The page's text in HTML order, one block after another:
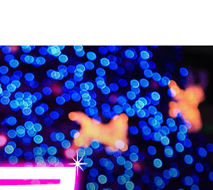
최근에 올라온 글
최근에 달린 댓글